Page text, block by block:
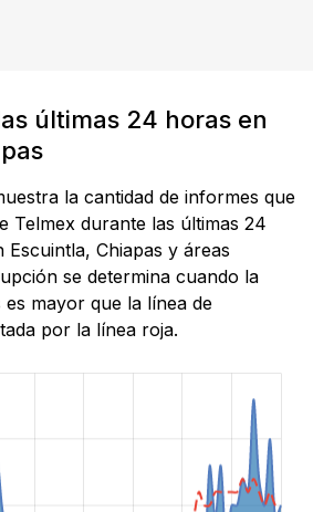
últimas 24 horas en
la cantidad de informes que
Telmex durante las últimas 24
Chiapas y áreas
se determina cuando la
mayor que la línea de
por la línea roja.